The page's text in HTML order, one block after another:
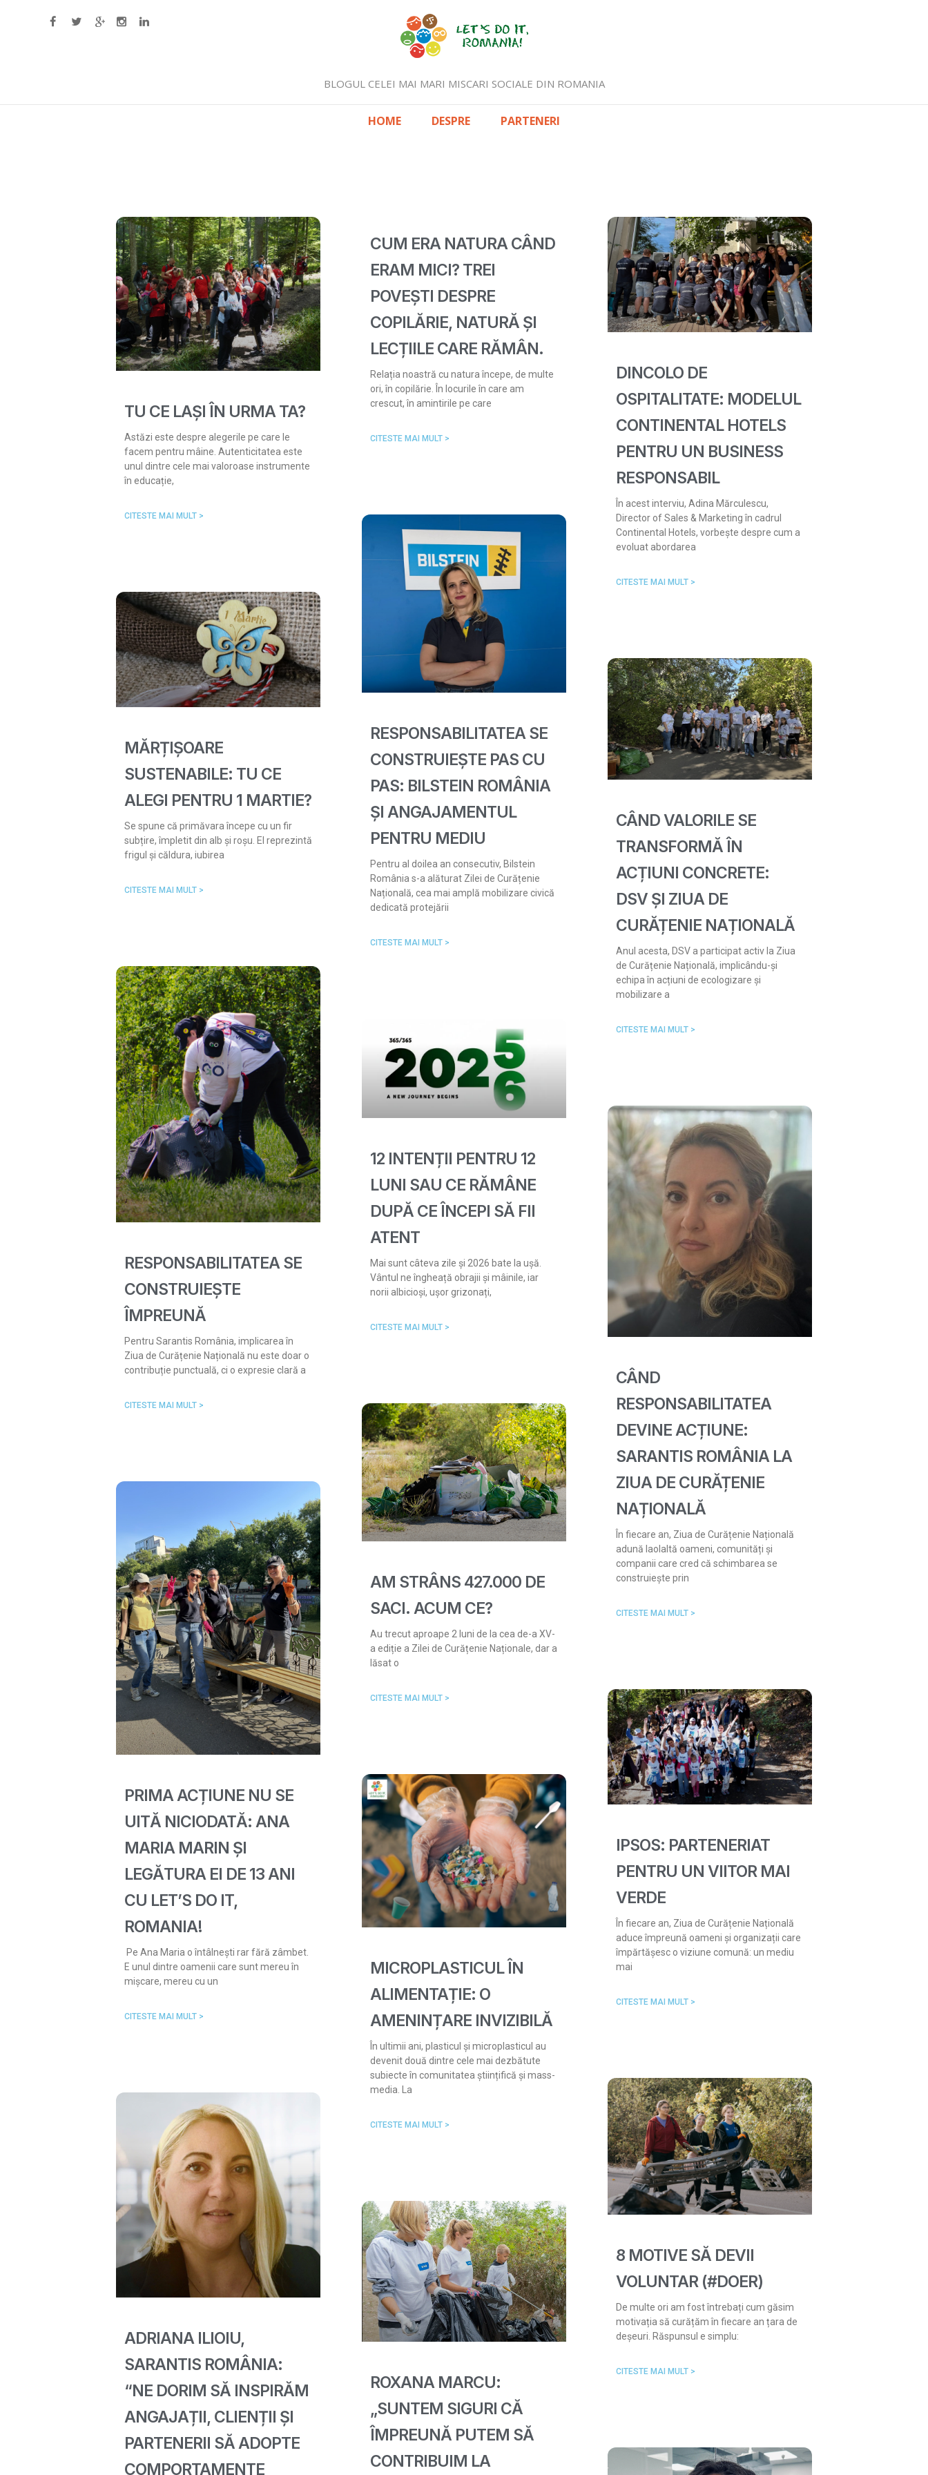
BLOGUL CELEI MAI MARI MISCARI SOCIALE DIN ROMANIA
HOME DESPRE PARTENERI
TU CE LAȘI ÎN URMA TA?
Astăzi este despre alegerile pe care le
facem pentru mâine. Autenticitatea este
unul dintre cele mai valoroase instrumente
în educație,
CITESTE MAI MULT >
CUM ERA NATURA CÂND
ERAM MICI? TREI
POVEȘTI DESPRE
COPILĂRIE, NATURĂ ȘI
LECȚIILE CARE RĂMÂN.
Relația noastră cu natura începe, de multe
ori, în copilărie. În locurile în care am
crescut, în amintirile pe care
CITESTE MAI MULT >
DINCOLO DE
OSPITALITATE: MODELUL
CONTINENTAL HOTELS
PENTRU UN BUSINESS
RESPONSABIL
În acest interviu, Adina Mărculescu,
Director of Sales & Marketing în cadrul
Continental Hotels, vorbește despre cum a
evoluat abordarea
CITESTE MAI MULT >
MĂRȚIȘOARE
SUSTENABILE: TU CE
ALEGI PENTRU 1 MARTIE?
Se spune că primăvara începe cu un fir
subțire, împletit din alb și roșu. El reprezintă
frigul și căldura, iubirea
CITESTE MAI MULT >
RESPONSABILITATEA SE
CONSTRUIEȘTE PAS CU
PAS: BILSTEIN ROMÂNIA
ȘI ANGAJAMENTUL
PENTRU MEDIU
Pentru al doilea an consecutiv, Bilstein
România s-a alăturat Zilei de Curățenie
Națională, cea mai amplă mobilizare civică
dedicată protejării
CITESTE MAI MULT >
CÂND VALORILE SE
TRANSFORMĂ ÎN
ACȚIUNI CONCRETE:
DSV ȘI ZIUA DE
CURĂȚENIE NAȚIONALĂ
Anul acesta, DSV a participat activ la Ziua
de Curățenie Națională, implicându-și
echipa în acțiuni de ecologizare și
mobilizare a
CITESTE MAI MULT >
RESPONSABILITATEA SE
CONSTRUIEȘTE
ÎMPREUNĂ
Pentru Sarantis România, implicarea în
Ziua de Curățenie Națională nu este doar o
contribuție punctuală, ci o expresie clară a
CITESTE MAI MULT >
12 INTENȚII PENTRU 12
LUNI SAU CE RĂMÂNE
DUPĂ CE ÎNCEPI SĂ FII
ATENT
Mai sunt câteva zile și 2026 bate la ușă.
Vântul ne îngheață obrajii și mâinile, iar
norii albicioși, ușor grizonați,
CITESTE MAI MULT >
CÂND
RESPONSABILITATEA
DEVINE ACȚIUNE:
SARANTIS ROMÂNIA LA
ZIUA DE CURĂȚENIE
NAȚIONALĂ
În fiecare an, Ziua de Curățenie Națională
adună laolaltă oameni, comunități și
companii care cred că schimbarea se
construiește prin
CITESTE MAI MULT >
PRIMA ACȚIUNE NU SE
UITĂ NICIODATĂ: ANA
MARIA MARIN ȘI
LEGĂTURA EI DE 13 ANI
CU LET’S DO IT,
ROMANIA!
Pe Ana Maria o întâlnești rar fără zâmbet.
E unul dintre oamenii care sunt mereu în
mișcare, mereu cu un
CITESTE MAI MULT >
AM STRÂNS 427.000 DE
SACI. ACUM CE?
Au trecut aproape 2 luni de la cea de-a XV-
a ediție a Zilei de Curățenie Naționale, dar a
lăsat o
CITESTE MAI MULT >
IPSOS: PARTENERIAT
PENTRU UN VIITOR MAI
VERDE
În fiecare an, Ziua de Curățenie Națională
aduce împreună oameni și organizații care
împărtășesc o viziune comună: un mediu
mai
CITESTE MAI MULT >
ADRIANA ILIOIU,
SARANTIS ROMÂNIA:
“NE DORIM SĂ INSPIRĂM
ANGAJAȚII, CLIENȚII ȘI
PARTENERII SĂ ADOPTE
COMPORTAMENTE
MICROPLASTICUL ÎN
ALIMENTAȚIE: O
AMENINȚARE INVIZIBILĂ
În ultimii ani, plasticul și microplasticul au
devenit două dintre cele mai dezbătute
subiecte în comunitatea științifică și mass-
media. La
CITESTE MAI MULT >
8 MOTIVE SĂ DEVII
VOLUNTAR (#DOER)
De multe ori am fost întrebați cum găsim
motivația să curățăm în fiecare an țara de
deșeuri. Răspunsul e simplu:
CITESTE MAI MULT >
ROXANA MARCU:
„SUNTEM SIGURI CĂ
ÎMPREUNĂ PUTEM SĂ
CONTRIBUIM LA